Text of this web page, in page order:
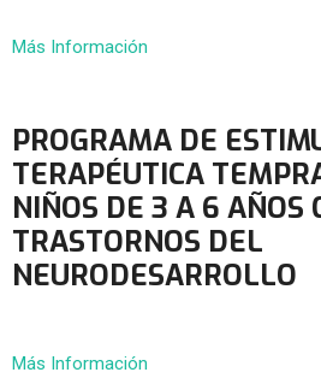
Más Información
PROGRAMA DE
TERAPÉUTICA
NIÑOS DE 3 A 6 AÑOS
TRASTORNOS DEL
NEURODESARROLLO
Más Información